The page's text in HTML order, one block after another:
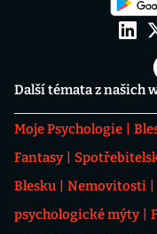
Další témata z našich
Moje Psychologie
Fantasy
Blesku
Nemovitosti
psychologické mýty